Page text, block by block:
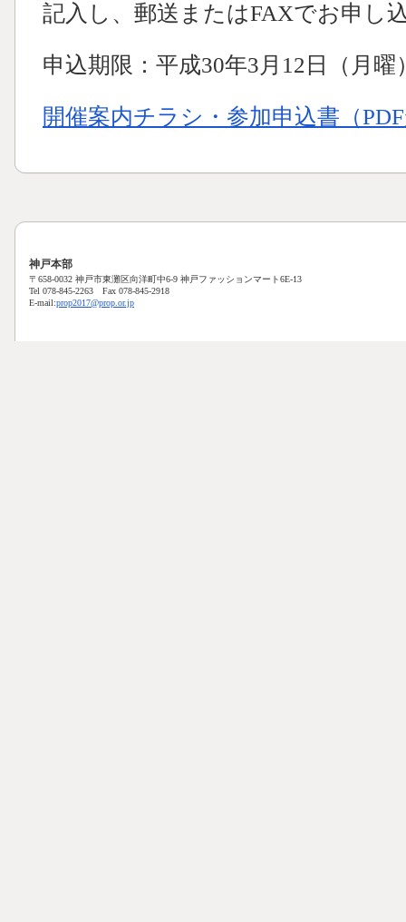
記入し、郵送またはFAXでお申し
申込期限：平成30年3月12日（月曜
開催案内チラシ・参加申込書（
神戸本部
〒658-0032 神戸市東灘区向洋町中6-9 神戸ファッションマート6E-13
Tel 078-845-2263 Fax 078-845-2918
E-mail:prop2017@prop.or.jp